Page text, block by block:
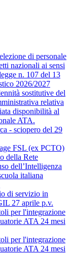
di personale
nazionali ai sensi
n. 107 del 13
2026/2027
sostitutive del
relativa
disponibilità al
ATA.
- sciopero del 29
FSL (ex PCTO)
della Rete
dell’Intelligenza
italiana
di servizio in
27 aprile p.v.
per l'integrazione
ATA 24 mesi
per l'integrazione
ATA 24 mesi